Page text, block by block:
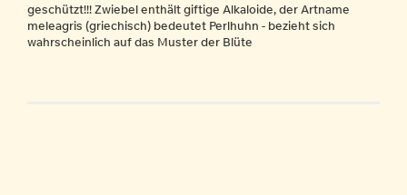
geschützt!!! Zwiebel enthält giftige Alkaloide, der Artname
meleagris (griechisch) bedeutet Perlhuhn - bezieht sich
wahrscheinlich auf das Muster der Blüte